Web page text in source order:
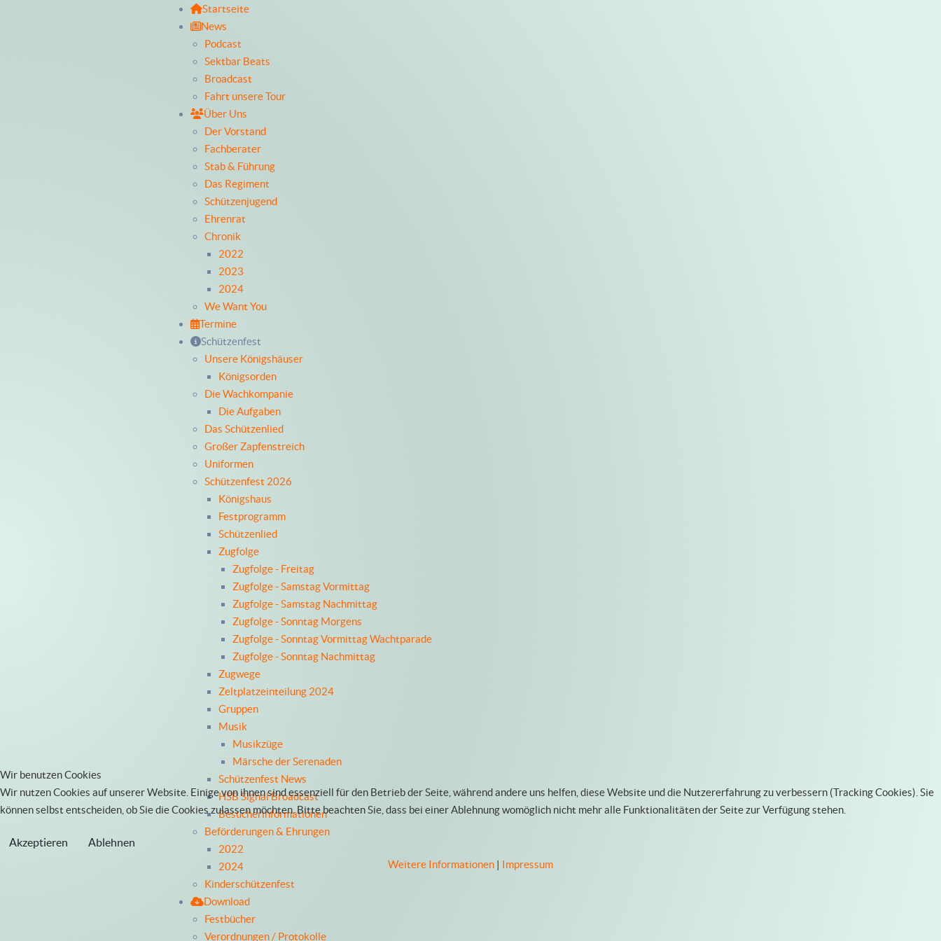
Startseite
News
Podcast
Sektbar Beats
Broadcast
Fahrt unsere Tour
Über Uns
Der Vorstand
Fachberater
Stab & Führung
Das Regiment
Schützenjugend
Ehrenrat
Chronik
2022
2023
2024
We Want You
Termine
Schützenfest
Unsere Königshäuser
Königsorden
Die Wachkompanie
Die Aufgaben
Das Schützenlied
Großer Zapfenstreich
Uniformen
Schützenfest 2026
Königshaus
Festprogramm
Schützenlied
Zugfolge
Zugfolge - Freitag
Zugfolge - Samstag Vormittag
Zugfolge - Samstag Nachmittag
Zugfolge - Sonntag Morgens
Zugfolge - Sonntag Vormittag Wachtparade
Zugfolge - Sonntag Nachmittag
Zugwege
Zeltplatzeinteilung 2024
Gruppen
Musik
Musikzüge
Märsche der Serenaden
Schützenfest News
HSB Signal Broadcast
Besucherinformationen
Beförderungen & Ehrungen
2022
2024
Kinderschützenfest
Download
Festbücher
Verordnungen / Protokolle
Wir benutzen Cookies
Wir nutzen Cookies auf unserer Website. Einige von ihnen sind essenziell für den Betrieb der Seite, während andere uns helfen, diese Website und die Nutzererfahrung zu verbessern (Tracking Cookies). Sie
können selbst entscheiden, ob Sie die Cookies zulassen möchten. Bitte beachten Sie, dass bei einer Ablehnung womöglich nicht mehr alle Funktionalitäten der Seite zur Verfügung stehen.
Akzeptieren Ablehnen
Weitere Informationen | Impressum